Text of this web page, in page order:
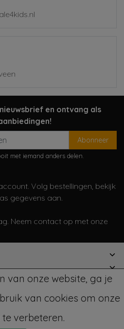
en ontvang als
Abonneer
met iemand anders delen.
Volg bestellingen, bekijk
gegevens aan.
Neem contact op met onze
| RealisatieInStijl Media
van onze website, ga je
van cookies om onze
te verbeteren.